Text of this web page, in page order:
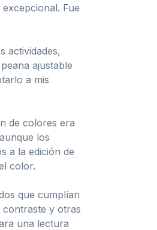
Fue
actividades,
ajustable
a mis
de colores era
los
a la edición de
color.
que cumplían
contraste y otras
una lectura